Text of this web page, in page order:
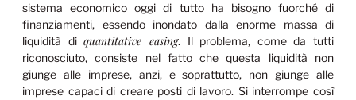
sistema economico oggi di tutto ha bisogno fuorché di
finanziamenti, essendo inondato dalla enorme massa di
liquidità diquantitative easing. Il problema, come da tutti
riconosciuto, consiste nel fatto che questa liquidità non
giunge alle imprese, anzi, e soprattutto, non giunge alle
imprese capaci di creare posti di lavoro. Si interrompe così